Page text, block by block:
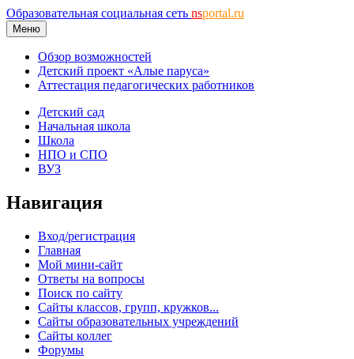
Образовательная социальная сеть nsportal.ru
Меню
Обзор возможностей
Детский проект «Алые паруса»
Аттестация педагогических работников
Детский сад
Начальная школа
Школа
НПО и СПО
ВУЗ
Навигация
Вход/регистрация
Главная
Мой мини-сайт
Ответы на вопросы
Поиск по сайту
Сайты классов, групп, кружков...
Сайты образовательных учреждений
Сайты коллег
Форумы